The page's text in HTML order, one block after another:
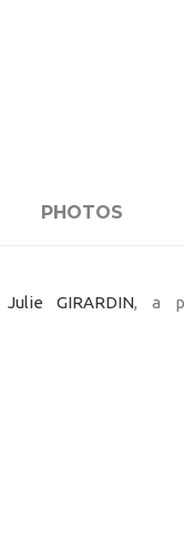
PHOTOS
Julie GIRARDIN, a